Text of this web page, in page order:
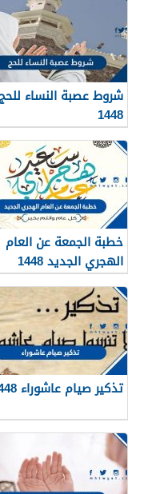
شروط عصبة النساء
1448
خطبة الجمعة عن العام
الهجري الجديد 1448
تذكير صيام عاشوراء 1448